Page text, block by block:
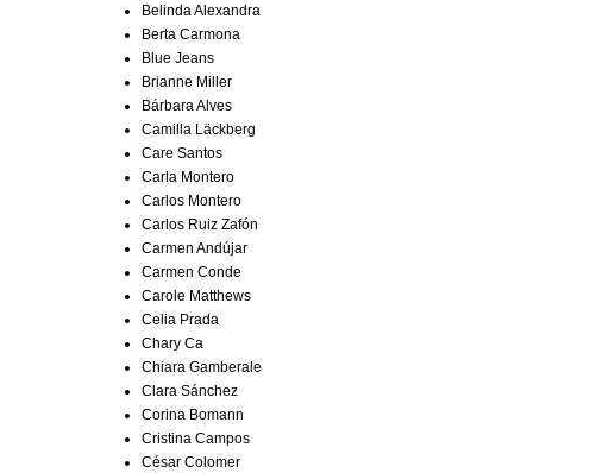
Belinda Alexandra
Berta Carmona
Blue Jeans
Brianne Miller
Bárbara Alves
Camilla Läckberg
Care Santos
Carla Montero
Carlos Montero
Carlos Ruiz Zafón
Carmen Andújar
Carmen Conde
Carole Matthews
Celia Prada
Chary Ca
Chiara Gamberale
Clara Sánchez
Corina Bomann
Cristina Campos
César Colomer